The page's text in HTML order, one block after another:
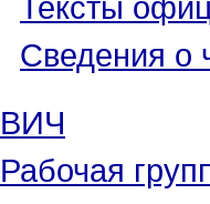
Сведения о
ВИЧ
Рабочая